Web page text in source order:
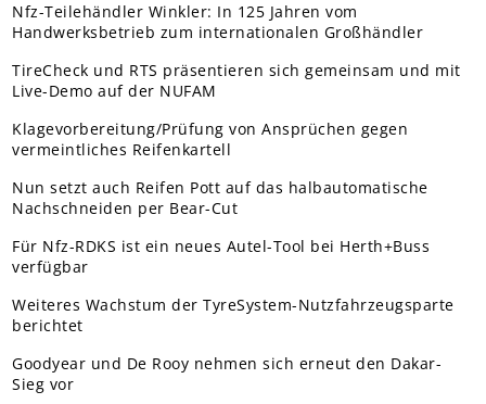
Nfz-Teilehändler Winkler: In 125 Jahren vom
Handwerksbetrieb zum internationalen Großhändler
TireCheck und RTS präsentieren sich gemeinsam und mit
Live-Demo auf der NUFAM
Klagevorbereitung/Prüfung von Ansprüchen gegen
vermeintliches Reifenkartell
Nun setzt auch Reifen Pott auf das halbautomatische
Nachschneiden per Bear-Cut
Für Nfz-RDKS ist ein neues Autel-Tool bei Herth+Buss
verfügbar
Weiteres Wachstum der TyreSystem-Nutzfahrzeugsparte
berichtet
Goodyear und De Rooy nehmen sich erneut den Dakar-
Sieg vor